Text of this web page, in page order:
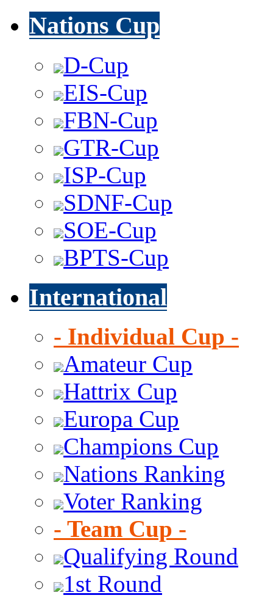
Nations Cup
D-Cup
EIS-Cup
FBN-Cup
GTR-Cup
ISP-Cup
SDNF-Cup
SOE-Cup
BPTS-Cup
International
- Individual Cup -
Amateur Cup
Hattrix Cup
Europa Cup
Champions Cup
Nations Ranking
Voter Ranking
- Team Cup -
Qualifying Round
1st Round